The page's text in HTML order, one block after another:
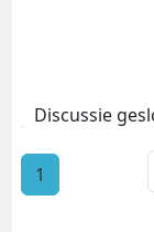
Discussie
1